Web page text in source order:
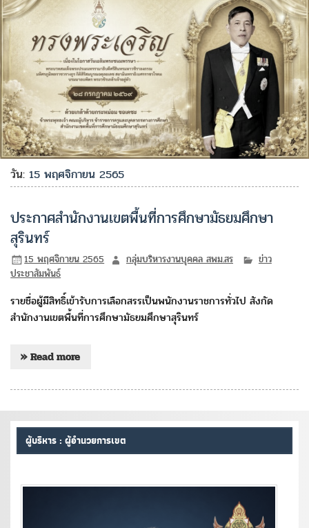
วัน:15 พฤศจิกายน 2565
ประกาศสำนักงานเขตพื้นที่การศึกษามัธยมศึกษา
สุรินทร์
15 พฤศจิกายน 2565 กลุ่มบริหารงานบุคคล สพม.สร
ข่าว
ประชาสัมพันธ์
รายชื่อผู้มีสิทธิ์เข้ารับการเลือกสรรเป็นพนักงานราชการทั่วไป สังกัด
สำนักงานเขตพื้นที่การศึกษามัธยมศึกษาสุรินทร์
» Read more
ผู้บริหาร : ผู้อำนวยการเขต